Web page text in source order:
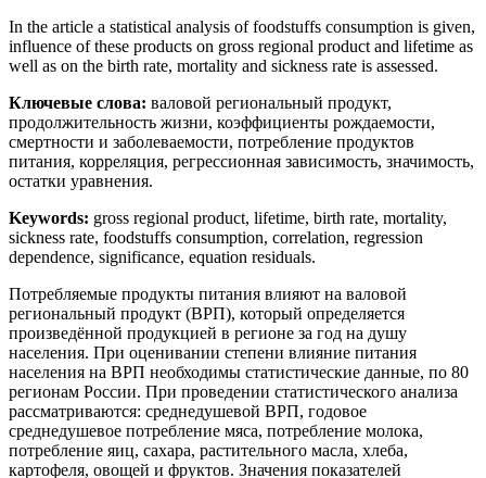
In the article a statistical analysis of foodstuffs consumption is given,
influence of these products on gross regional product and lifetime as
well as on the birth rate, mortality and sickness rate is assessed.
Ключевые слова: валовой региональный продукт,
продолжительность жизни, коэффициенты рождаемости,
смертности и заболеваемости, потребление продуктов
питания, корреляция, регрессионная зависимость, значимость,
остатки уравнения.
Keywords: gross regional product, lifetime, birth rate, mortality,
sickness rate, foodstuffs consumption, correlation, regression
dependence, significance, equation residuals.
Потребляемые продукты питания влияют на валовой
региональный продукт (ВРП), который определяется
произведённой продукцией в регионе за год на душу
населения. При оценивании степени влияние питания
населения на ВРП необходимы статистические данные, по 80
регионам России. При проведении статистического анализа
рассматриваются: среднедушевой ВРП, годовое
среднедушевое потребление мяса, потребление молока,
потребление яиц, сахара, растительного масла, хлеба,
картофеля, овощей и фруктов. Значения показателей